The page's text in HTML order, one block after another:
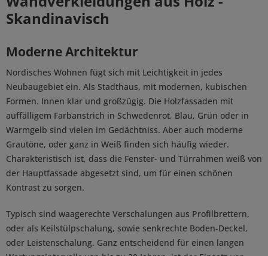
Skandinavisch
Moderne Architektur
Nordisches Wohnen fügt sich mit Leichtigkeit in jedes
Neubaugebiet ein. Als Stadthaus, mit modernen, kubischen
Formen. Innen klar und großzügig. Die Holzfassaden mit
auffälligem Farbanstrich in Schwedenrot, Blau, Grün oder in
Warmgelb sind vielen im Gedächtniss. Aber auch moderne
Grautöne, oder ganz in Weiß finden sich häufig wieder.
Charakteristisch ist, dass die Fenster- und Türrahmen weiß von
der Hauptfassade abgesetzt sind, um für einen schönen
Kontrast zu sorgen.
Typisch sind waagerechte Verschalungen aus Profilbrettern,
oder als Keilstülpschalung, sowie senkrechte Boden-Deckel,
oder Leistenschalung. Ganz entscheidend für einen langen